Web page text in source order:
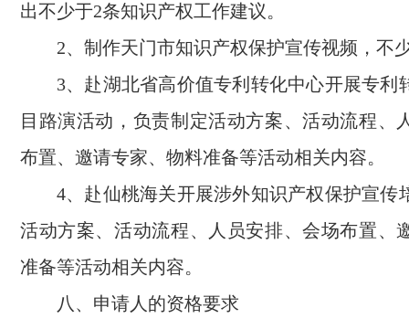
出不少于2条知识产权工作建议。
2、制作天门市知识产权保护宣传视频，不
3、赴湖北省高价值专利转化中心开展专利
目路演活动，负责制定活动方案、活动流程、
布置、邀请专家、物料准备等活动相关内容。
4、赴仙桃海关开展涉外知识产权保护宣传
活动方案、活动流程、人员安排、会场布置、
准备等活动相关内容。
八 、申请人的资格要求